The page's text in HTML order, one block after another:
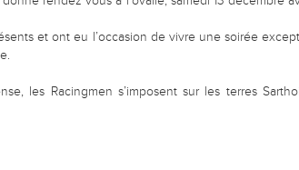
et ont eu l’occasion de vivre une soirée
les Racingmen s’imposent sur les terres